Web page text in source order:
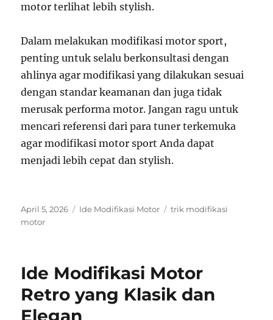
motor terlihat lebih stylish.
Dalam melakukan modifikasi motor sport,
penting untuk selalu berkonsultasi dengan
ahlinya agar modifikasi yang dilakukan sesuai
dengan standar keamanan dan juga tidak
merusak performa motor. Jangan ragu untuk
mencari referensi dari para tuner terkemuka
agar modifikasi motor sport Anda dapat
menjadi lebih cepat dan stylish.
Posted
on
April 5, 2026 Categories
Ide Modifikasi Motor Tags
trik modifikasi
motor
Ide Modifikasi Motor
Retro yang Klasik dan
Elegan